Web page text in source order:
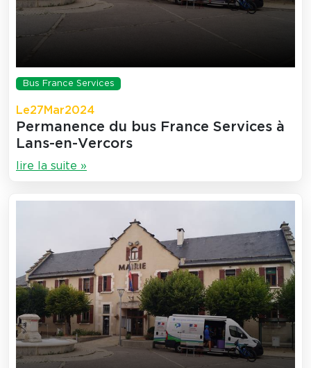
Bus France Services
Le27 Mar2024
Permanence du bus France Services à
Lans-en-Vercors
lire la suite »